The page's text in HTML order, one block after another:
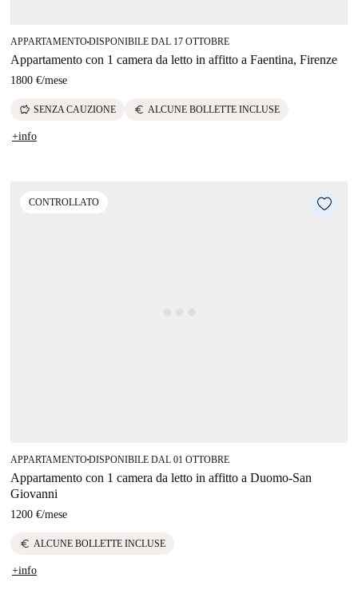
APPARTAMENTO■DISPONIBILE DAL 17 OTTOBRE
Appartamento con 1 camera da letto in affitto a Faentina, Firenze
1800 €/mese
savings SENZA CAUZIONE euro ALCUNE BOLLETTE INCLUSE
+info
CONTROLLATO
APPARTAMENTO■DISPONIBILE DAL 01 OTTOBRE
Appartamento con 1 camera da letto in affitto a Duomo-San
Giovanni
1200 €/mese
euro ALCUNE BOLLETTE INCLUSE
+info